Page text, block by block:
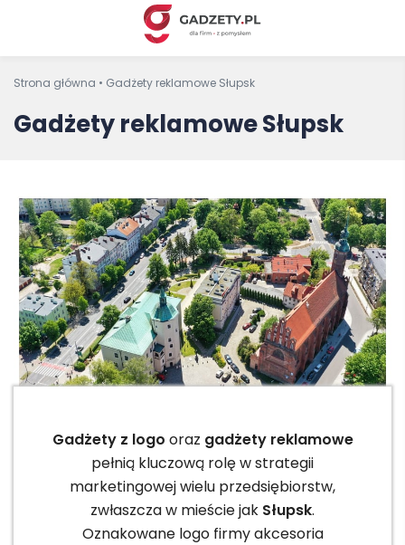
Strona główna • Gadżety reklamowe Słupsk
Gadżety reklamowe Słupsk
Gadżety z logo oraz gadżety reklamowe
pełnią kluczową rolę w strategii
marketingowej wielu przedsiębiorstw,
zwłaszcza w mieście jak Słupsk.
Oznakowane logo firmy akcesoria